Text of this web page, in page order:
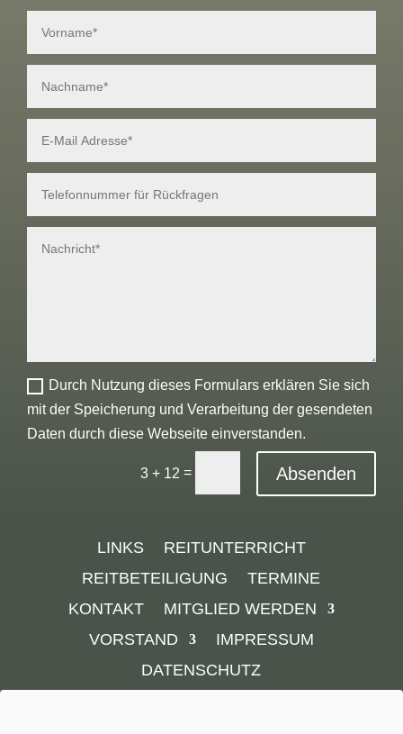
Durch Nutzung dieses Formulars erklären Sie sich
mit der Speicherung und Verarbeitung der gesendeten
Daten durch diese Webseite einverstanden.
3 + 12 = Absenden
LINKS
REITUNTERRICHT
REITBETEILIGUNG
TERMINE
KONTAKT
MITGLIED WERDEN
VORSTAND
IMPRESSUM
DATENSCHUTZ